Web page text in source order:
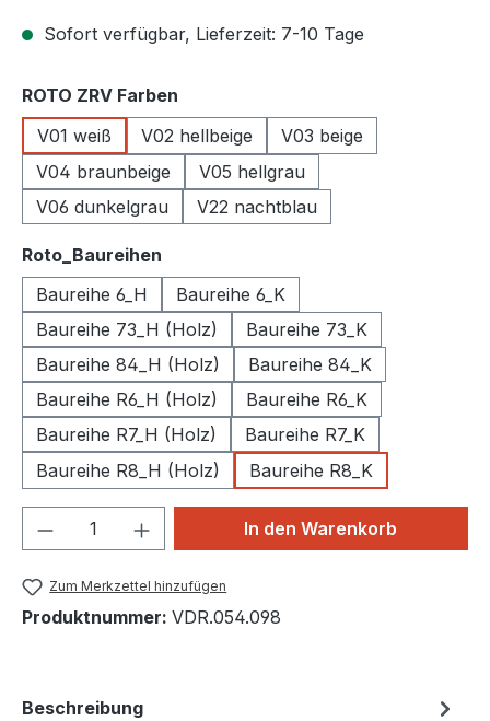
Sofort verfügbar, Lieferzeit: 7-10 Tage
ROTO ZRV Farben
V01 weiß
V02 hellbeige
V03 beige
V04 braunbeige
V05 hellgrau
V06 dunkelgrau
V22 nachtblau
Roto_Baureihen
Baureihe 6_H
Baureihe 6_K
Baureihe 73_H (Holz)
Baureihe 73_K
Baureihe 84_H (Holz)
Baureihe 84_K
Baureihe R6_H (Holz)
Baureihe R6_K
Baureihe R7_H (Holz)
Baureihe R7_K
Baureihe R8_H (Holz)
Baureihe R8_K
Produkt Anzahl: Gib denIn den Warenkorb
Zum Merkzettel hinzufügen
Produktnummer: VDR.054.098
Beschreibung